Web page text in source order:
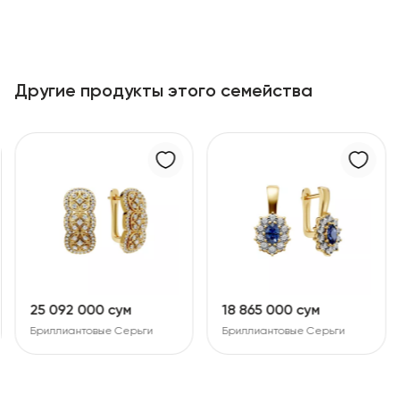
Другие продукты этого семейства
25 092 000 сум
Бриллиантовые Серьги
18 865 000 сум
Бриллиантовые Серьги